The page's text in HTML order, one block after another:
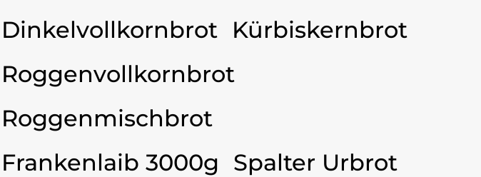
Dinkelvollkornbrot Kürbiskernbrot
Roggenvollkornbrot
Roggenmischbrot
Frankenlaib 3000g Spalter Urbrot